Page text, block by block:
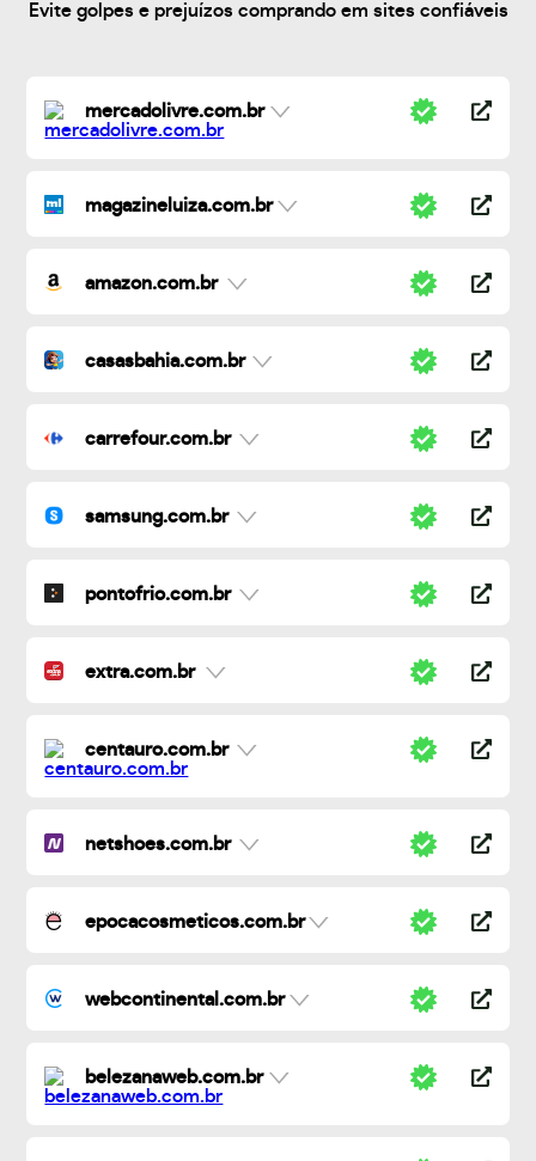
Evite golpes e prejuízos comprando em sites confiáveis
mercadolivre.com.br
magazineluiza.com.br
amazon.com.br
casasbahia.com.br
carrefour.com.br
samsung.com.br
pontofrio.com.br
extra.com.br
centauro.com.br
netshoes.com.br
epocacosmeticos.com.br
webcontinental.com.br
belezanaweb.com.br